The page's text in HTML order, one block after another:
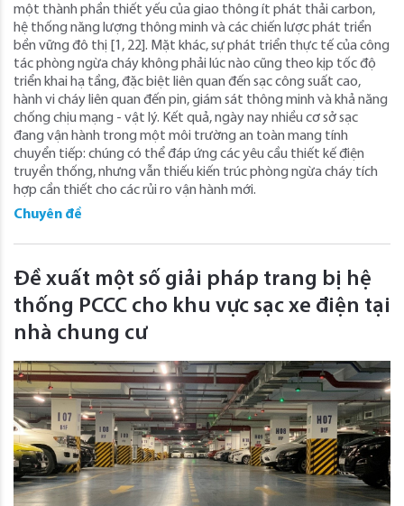
một thành phần thiết yếu của giao thông ít phát thải carbon,
hệ thống năng lượng thông minh và các chiến lược phát triển
bền vững đô thị [1, 22]. Mặt khác, sự phát triển thực tế của công
tác phòng ngừa cháy không phải lúc nào cũng theo kịp tốc độ
triển khai hạ tầng, đặc biệt liên quan đến sạc công suất cao,
hành vi cháy liên quan đến pin, giám sát thông minh và khả năng
chống chịu mạng - vật lý. Kết quả, ngày nay nhiều cơ sở sạc
đang vận hành trong một môi trường an toàn mang tính
chuyển tiếp: chúng có thể đáp ứng các yêu cầu thiết kế điện
truyền thống, nhưng vẫn thiếu kiến trúc phòng ngừa cháy tích
hợp cần thiết cho các rủi ro vận hành mới.
Chuyên đề
Đề xuất một số giải pháp trang bị hệ
thống PCCC cho khu vực sạc xe điện tại
nhà chung cư